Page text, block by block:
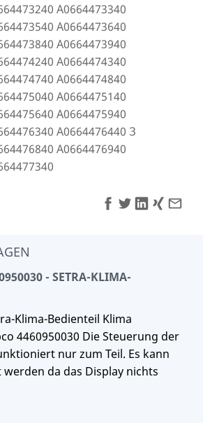
A0664473340
A0664473640
A0664473940
A0664474340
A0664474840
A0664475140
A0664475940
A0664476440 З
A0664476940
- SETRA-KLIMA-
Klima-Bedienteil Klima
4460950030 Die Steuerung der
nur zum Teil. Es kann
da das Display nichts